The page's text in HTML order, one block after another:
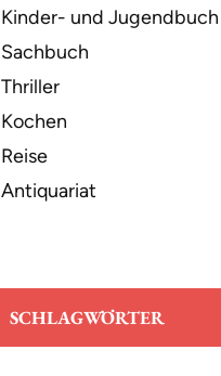
Kinder- und Jugendbuch
Sachbuch
Thriller
Kochen
Reise
Antiquariat
SCHLAGWÖRTER